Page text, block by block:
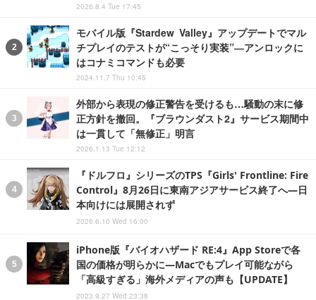
2026.8.4 Tue 17:45
モバイル版『Stardew Valley』アップデートでマル
チプレイのテストが“こっそり実装”―アンロックに
はコナミコマンドも必要
2024.11.7 Thu 10:45
外部から表現の修正警告を受けるも…騒動の末に修
正方針を撤回。『ブラウンダスト2』サービス期間中
は一貫して「無修正」明言
2026.1.13 Tue 12:12
『ドルフロ』シリーズのTPS『Girls' Frontline: Fire
Control』8月26日に東南アジアサービス終了へ―日
本向けには展開されず
2026.6.10 Wed 16:00
iPhone版『バイオハザード RE:4』App Storeで各
国の価格が明らかに―Macでもプレイ可能ながら
「高級すぎる」海外メディアの声も【UPDATE】
2023.9.27 Wed 23:38